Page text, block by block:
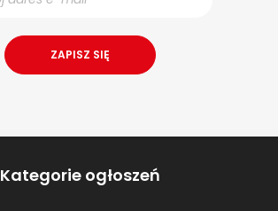
Kategorie ogłoszeń